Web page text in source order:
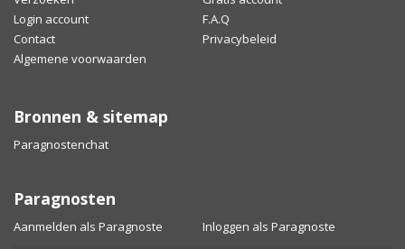
Login account
F.A.Q
Contact
Privacybeleid
Algemene voorwaarden
Bronnen & sitemap
Paragnostenchat
Paragnosten
Aanmelden als Paragnoste Inloggen als Paragnoste